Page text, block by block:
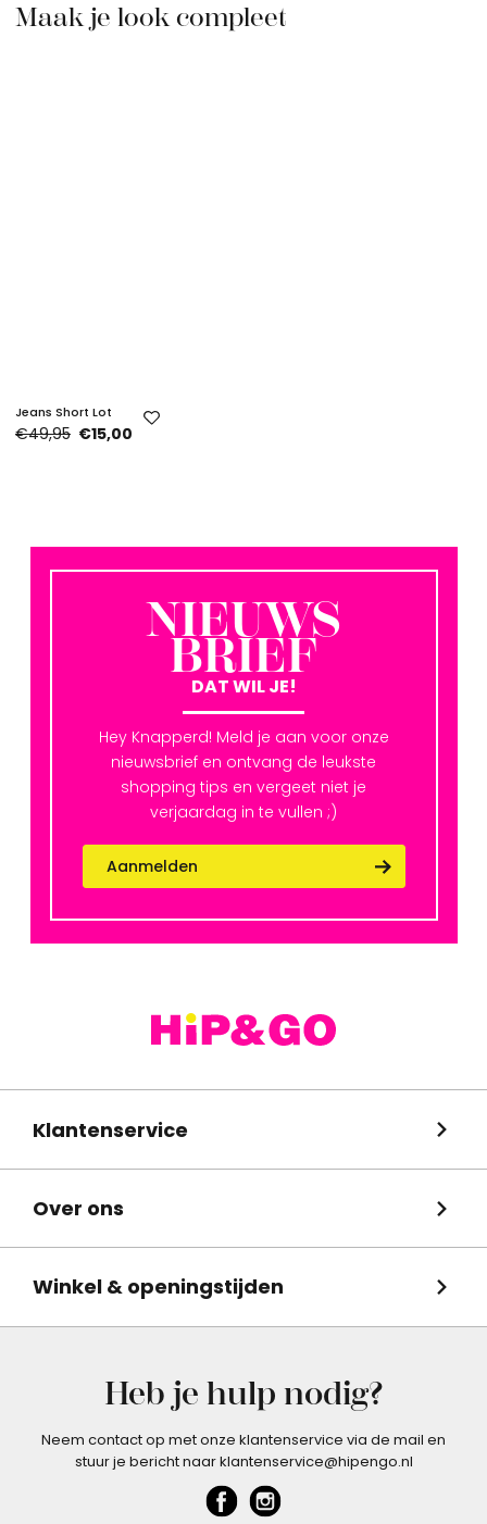
Maak je look compleet
Jeans Short Lot
€49,95 €15,00
NIEUWS
BRIEF
DAT WIL JE!
Hey Knapperd! Meld je aan voor onze
nieuwsbrief en ontvang de leukste
shopping tips en vergeet niet je
verjaardag in te vullen ;)
Aanmelden
Klantenservice
Over ons
Winkel & openingstijden
Heb je hulp nodig?
Neem contact op met onze klantenservice via de mail en
stuur je bericht naar klantenservice@hipengo.nl